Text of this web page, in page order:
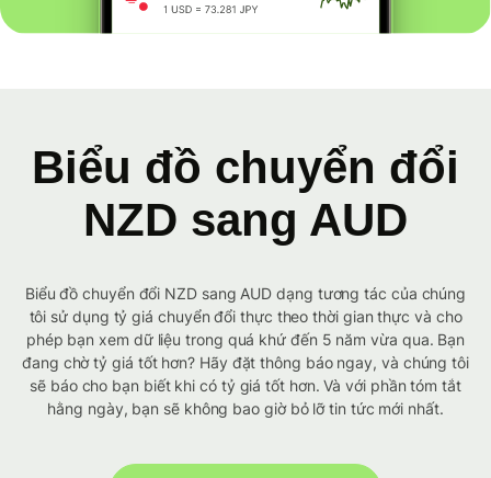
Biểu đồ chuyển đổi
NZD sang AUD
Biểu đồ chuyển đổi NZD sang AUD dạng tương tác của chúng
tôi sử dụng tỷ giá chuyển đổi thực theo thời gian thực và cho
phép bạn xem dữ liệu trong quá khứ đến 5 năm vừa qua. Bạn
đang chờ tỷ giá tốt hơn? Hãy đặt thông báo ngay, và chúng tôi
sẽ báo cho bạn biết khi có tỷ giá tốt hơn. Và với phần tóm tắt
hằng ngày, bạn sẽ không bao giờ bỏ lỡ tin tức mới nhất.